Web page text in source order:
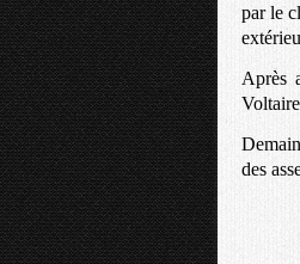
par le
Après
des